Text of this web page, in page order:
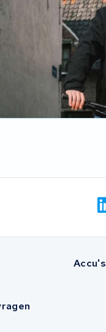
Accu's